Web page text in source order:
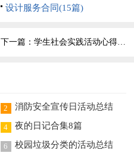
设计服务合同(15篇)
下一篇： 学生社会实践活动心得体会
2 消防安全宣传日活动总结
4 夜的日记合集8篇
6 校园垃圾分类的活动总结